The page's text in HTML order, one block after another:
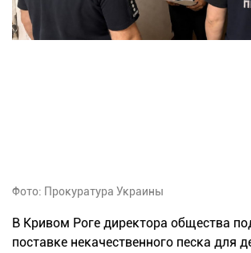
Фото: Прокуратура Украины
В Кривом Роге директора общества
поставке некачественного песка для